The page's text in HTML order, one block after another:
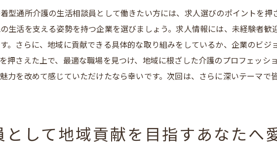
地元で働くことで得られる安心感とやりがい
愛知県安城市でのスキルアップの機会
地域密着型介護でのキャリアパスを考える
愛知県安城市での地元貢献を実感する働き方
型通所介護の生活相談員として働きたい方には、求人選びのポイントを
生活を支える姿勢を持つ企業を選びましょう。求人情報には、未経験者
。さらに、地域に貢献できる具体的な取り組みをしているか、企業のビ
押さえた上で、最適な職場を見つけ、地域に根ざした介護のプロフェッ
力を改めて感じていただけたなら幸いです。次回は、さらに深いテーマで
として地域貢献を目指すあなたへ